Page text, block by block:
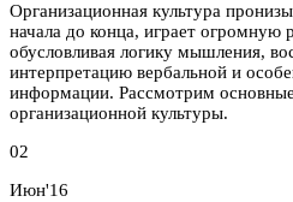
Организационная культура
начала до конца, играет огромную
обусловливая логику мышления,
интерпретацию вербальной и
информации. Рассмотрим
организационной культуры.
02
Июн'16